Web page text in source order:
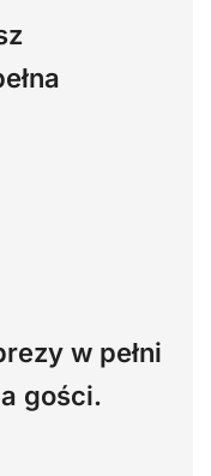
w pełni
gości.